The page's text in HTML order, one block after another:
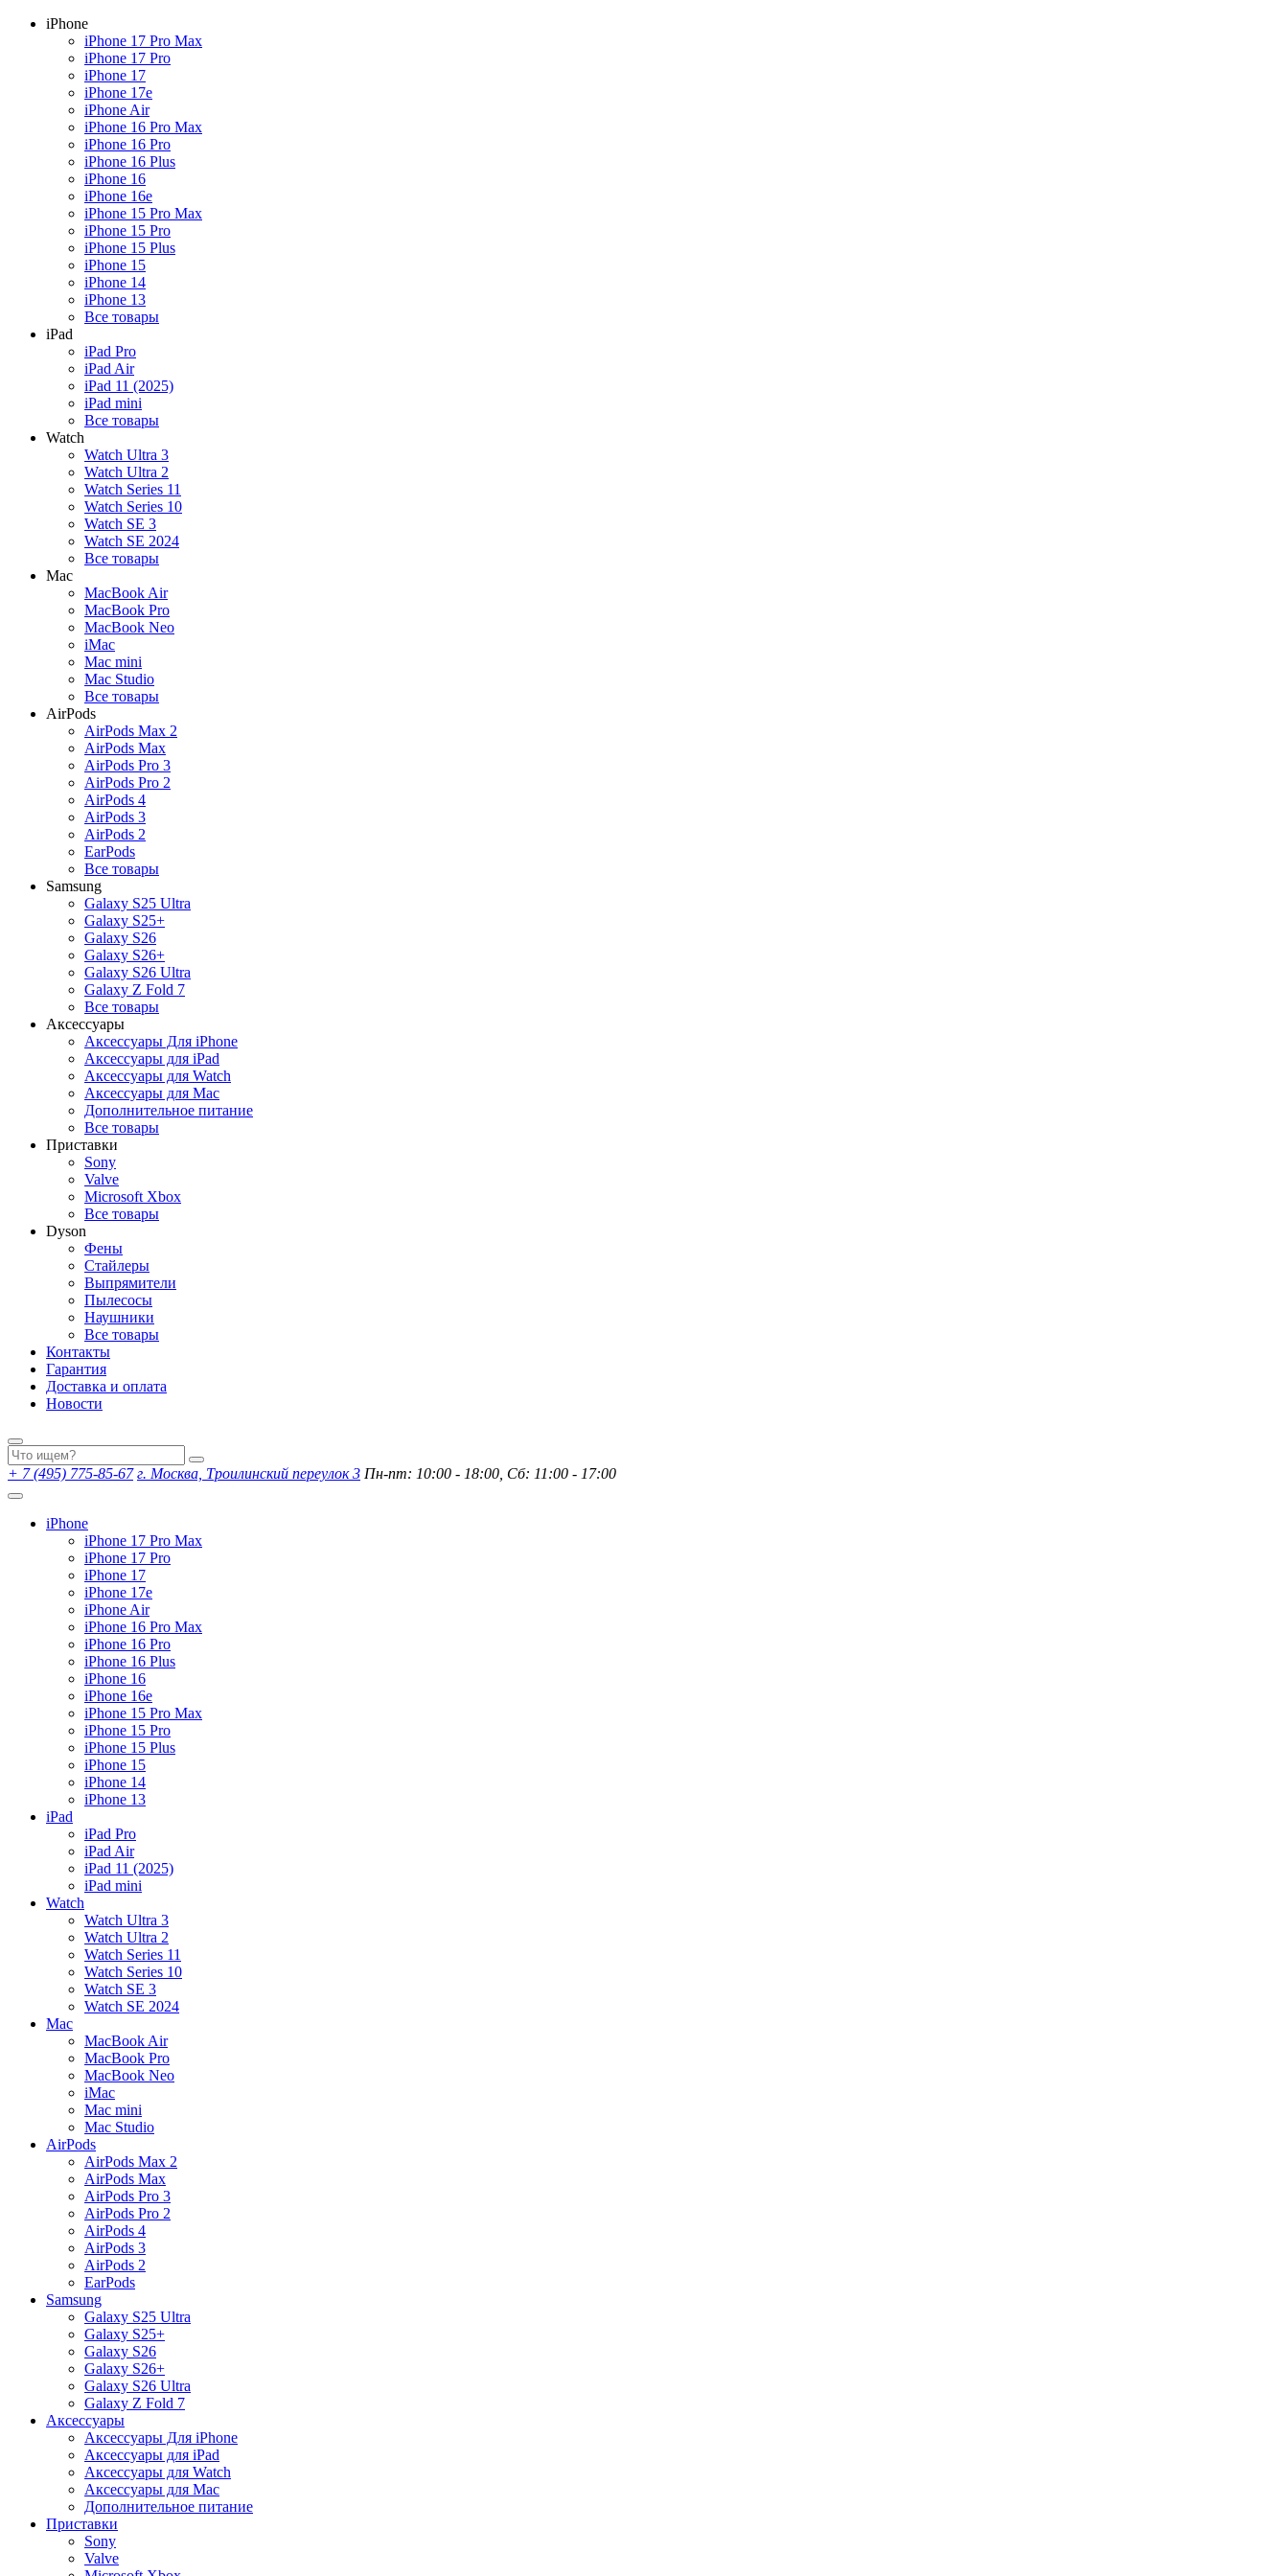
iPhone
iPhone 17 Pro Max
iPhone 17 Pro
iPhone 17
iPhone 17e
iPhone Air
iPhone 16 Pro Max
iPhone 16 Pro
iPhone 16 Plus
iPhone 16
iPhone 16e
iPhone 15 Pro Max
iPhone 15 Pro
iPhone 15 Plus
iPhone 15
iPhone 14
iPhone 13
Все товары
iPad
iPad Pro
iPad Air
iPad 11 (2025)
iPad mini
Все товары
Watch
Watch Ultra 3
Watch Ultra 2
Watch Series 11
Watch Series 10
Watch SE 3
Watch SE 2024
Все товары
Mac
MacBook Air
MacBook Pro
MacBook Neo
iMac
Mac mini
Mac Studio
Все товары
AirPods
AirPods Max 2
AirPods Max
AirPods Pro 3
AirPods Pro 2
AirPods 4
AirPods 3
AirPods 2
EarPods
Все товары
Samsung
Galaxy S25 Ultra
Galaxy S25+
Galaxy S26
Galaxy S26+
Galaxy S26 Ultra
Galaxy Z Fold 7
Все товары
Аксессуары
Аксессуары Для iPhone
Аксессуары для iPad
Аксессуары для Watch
Аксессуары для Mac
Дополнительное питание
Все товары
Приставки
Sony
Valve
Microsoft Xbox
Все товары
Dyson
Фены
Стайлеры
Выпрямители
Пылесосы
Наушники
Все товары
Контакты
Гарантия
Доставка и оплата
Новости
+ 7 (495) 775-85-67 г. Москва, Троилинский переулок 3 Пн-пт: 10:00 - 18:00, Сб: 11:00 - 17:00
iPhone
iPhone 17 Pro Max
iPhone 17 Pro
iPhone 17
iPhone 17e
iPhone Air
iPhone 16 Pro Max
iPhone 16 Pro
iPhone 16 Plus
iPhone 16
iPhone 16e
iPhone 15 Pro Max
iPhone 15 Pro
iPhone 15 Plus
iPhone 15
iPhone 14
iPhone 13
iPad
iPad Pro
iPad Air
iPad 11 (2025)
iPad mini
Watch
Watch Ultra 3
Watch Ultra 2
Watch Series 11
Watch Series 10
Watch SE 3
Watch SE 2024
Mac
MacBook Air
MacBook Pro
MacBook Neo
iMac
Mac mini
Mac Studio
AirPods
AirPods Max 2
AirPods Max
AirPods Pro 3
AirPods Pro 2
AirPods 4
AirPods 3
AirPods 2
EarPods
Samsung
Galaxy S25 Ultra
Galaxy S25+
Galaxy S26
Galaxy S26+
Galaxy S26 Ultra
Galaxy Z Fold 7
Аксессуары
Аксессуары Для iPhone
Аксессуары для iPad
Аксессуары для Watch
Аксессуары для Mac
Дополнительное питание
Приставки
Sony
Valve